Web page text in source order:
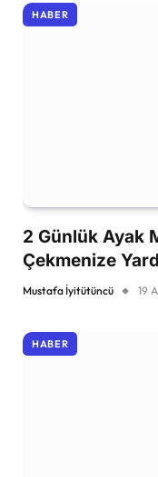
HABER
2 Günlük Ayak
Çekmenize
Mustafa İyitütüncü 19
HABER